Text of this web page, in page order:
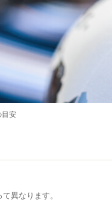
目安
異なります。